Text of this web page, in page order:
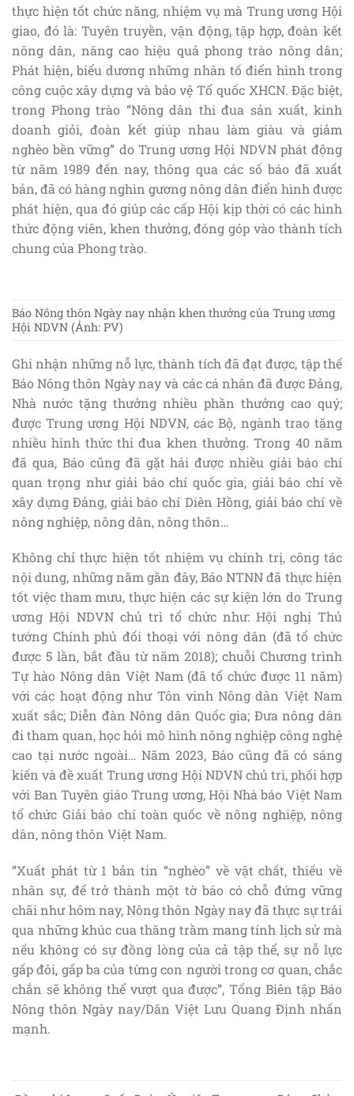
thực hiện tốt chức năng, nhiệm vụ mà Trung ương Hội
giao, đó là: Tuyên truyền, vận động, tập hợp, đoàn kết
nông dân, nâng cao hiệu quả phong trào nông dân;
Phát hiện, biểu dương những nhân tố điển hình trong
công cuộc xây dựng và bảo vệ Tổ quốc XHCN. Đặc biệt,
trong Phong trào “Nông dân thi đua sản xuất, kinh
doanh giỏi, đoàn kết giúp nhau làm giàu và giảm
nghèo bền vững” do Trung ương Hội NDVN phát động
từ năm 1989 đến nay, thông qua các số báo đã xuất
bản, đã có hàng nghìn gương nông dân điển hình được
phát hiện, qua đó giúp các cấp Hội kịp thời có các hình
thức động viên, khen thưởng, đóng góp vào thành tích
chung của Phong trào.
Báo Nông thôn Ngày nay nhận khen thưởng của Trung ương
Hội NDVN (Ảnh: PV)
Ghi nhận những nỗ lực, thành tích đã đạt được, tập thể
Báo Nông thôn Ngày nay và các cá nhân đã được Đảng,
Nhà nước tặng thưởng nhiều phần thưởng cao quý;
được Trung ương Hội NDVN, các Bộ, ngành trao tặng
nhiều hình thức thi đua khen thưởng. Trong 40 năm
đã qua, Báo cũng đã gặt hái được nhiều giải báo chí
quan trọng như giải báo chí quốc gia, giải báo chí về
xây dựng Đảng, giải báo chí Diên Hồng, giải báo chí về
nông nghiệp, nông dân, nông thôn…
Không chỉ thực hiện tốt nhiệm vụ chính trị, công tác
nội dung, những năm gần đây, Báo NTNN đã thực hiện
tốt việc tham mưu, thực hiện các sự kiện lớn do Trung
ương Hội NDVN chủ trì tổ chức như: Hội nghị Thủ
tướng Chính phủ đối thoại với nông dân (đã tổ chức
được 5 lần, bắt đầu từ năm 2018); chuỗi Chương trình
Tự hào Nông dân Việt Nam (đã tổ chức được 11 năm)
với các hoạt động như Tôn vinh Nông dân Việt Nam
xuất sắc; Diễn đàn Nông dân Quốc gia; Đưa nông dân
đi tham quan, học hỏi mô hình nông nghiệp công nghệ
cao tại nước ngoài… Năm 2023, Báo cũng đã có sáng
kiến và đề xuất Trung ương Hội NDVN chủ trì, phối hợp
với Ban Tuyên giáo Trung ương, Hội Nhà báo Việt Nam
tổ chức Giải báo chí toàn quốc về nông nghiệp, nông
dân, nông thôn Việt Nam.
“Xuất phát từ 1 bản tin “nghèo” về vật chất, thiếu về
nhân sự, để trở thành một tờ báo có chỗ đứng vững
chãi như hôm nay, Nông thôn Ngày nay đã thực sự trải
qua những khúc cua thăng trầm mang tính lịch sử mà
nếu không có sự đồng lòng của cả tập thể, sự nỗ lực
gấp đôi, gấp ba của từng con người trong cơ quan, chắc
chắn sẽ không thể vượt qua được”, Tổng Biên tập Báo
Nông thôn Ngày nay/Dân Việt Lưu Quang Định nhấn
mạnh.